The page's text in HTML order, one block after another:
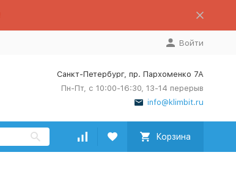
Войти
Санкт-Петербург, пр. Пархоменко 7А
Пн-Пт, с 10:00-16:30, 13-14 перерыв
info@klimbit.ru
Корзина